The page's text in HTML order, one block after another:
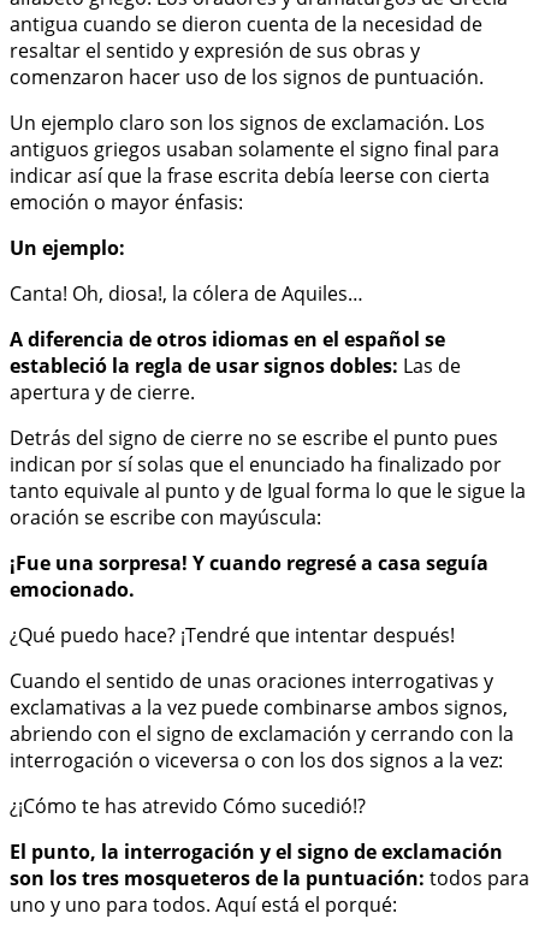
antigua cuando se dieron cuenta de la necesidad de
resaltar el sentido y expresión de sus obras y
comenzaron hacer uso de los signos de puntuación.
Un ejemplo claro son los signos de exclamación. Los
antiguos griegos usaban solamente el signo final para
indicar así que la frase escrita debía leerse con cierta
emoción o mayor énfasis:
Un ejemplo:
Canta! Oh, diosa!, la cólera de Aquiles…
A diferencia de otros idiomas en el español se
estableció la regla de usar signos dobles: Las de
apertura y de cierre.
Detrás del signo de cierre no se escribe el punto pues
indican por sí solas que el enunciado ha finalizado por
tanto equivale al punto y de Igual forma lo que le sigue la
oración se escribe con mayúscula:
¡Fue una sorpresa! Y cuando regresé a casa seguía
emocionado.
¿Qué puedo hace? ¡Tendré que intentar después!
Cuando el sentido de unas oraciones interrogativas y
exclamativas a la vez puede combinarse ambos signos,
abriendo con el signo de exclamación y cerrando con la
interrogación o viceversa o con los dos signos a la vez:
¿¡Cómo te has atrevido Cómo sucedió!?
El punto, la interrogación y el signo de exclamación
son los tres mosqueteros de la puntuación: todos para
uno y uno para todos. Aquí está el porqué: